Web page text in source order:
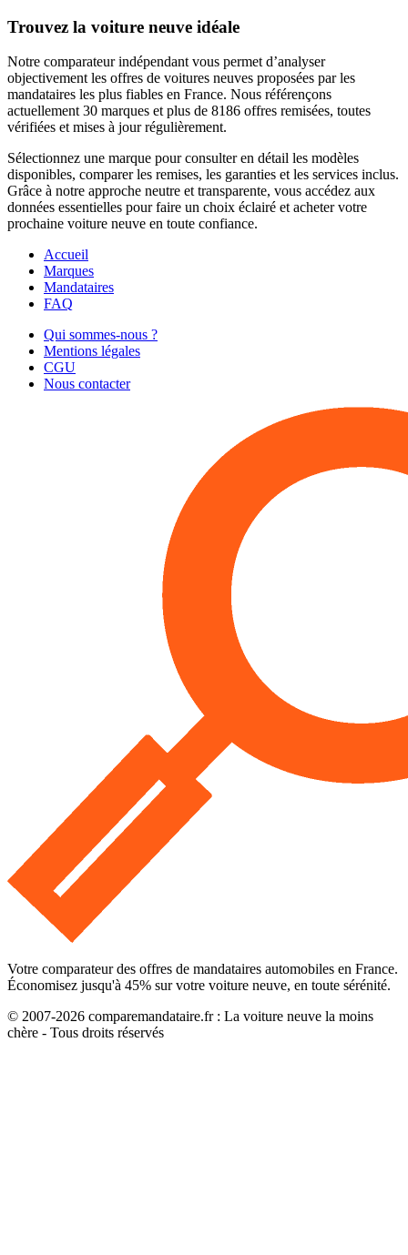
Trouvez la voiture neuve idéale
Notre comparateur indépendant vous permet d’analyser
objectivement les offres de voitures neuves proposées par les
mandataires les plus fiables en France. Nous référençons
actuellement 30 marques et plus de 8186 offres remisées, toutes
vérifiées et mises à jour régulièrement.
Sélectionnez une marque pour consulter en détail les modèles
disponibles, comparer les remises, les garanties et les services inclus.
Grâce à notre approche neutre et transparente, vous accédez aux
données essentielles pour faire un choix éclairé et acheter votre
prochaine voiture neuve en toute confiance.
Accueil
Marques
Mandataires
FAQ
Qui sommes-nous ?
Mentions légales
CGU
Nous contacter
Votre comparateur des offres de mandataires automobiles en France.
Économisez jusqu'à 45% sur votre voiture neuve, en toute sérénité.
© 2007-2026 comparemandataire.fr : La voiture neuve la moins
chère - Tous droits réservés